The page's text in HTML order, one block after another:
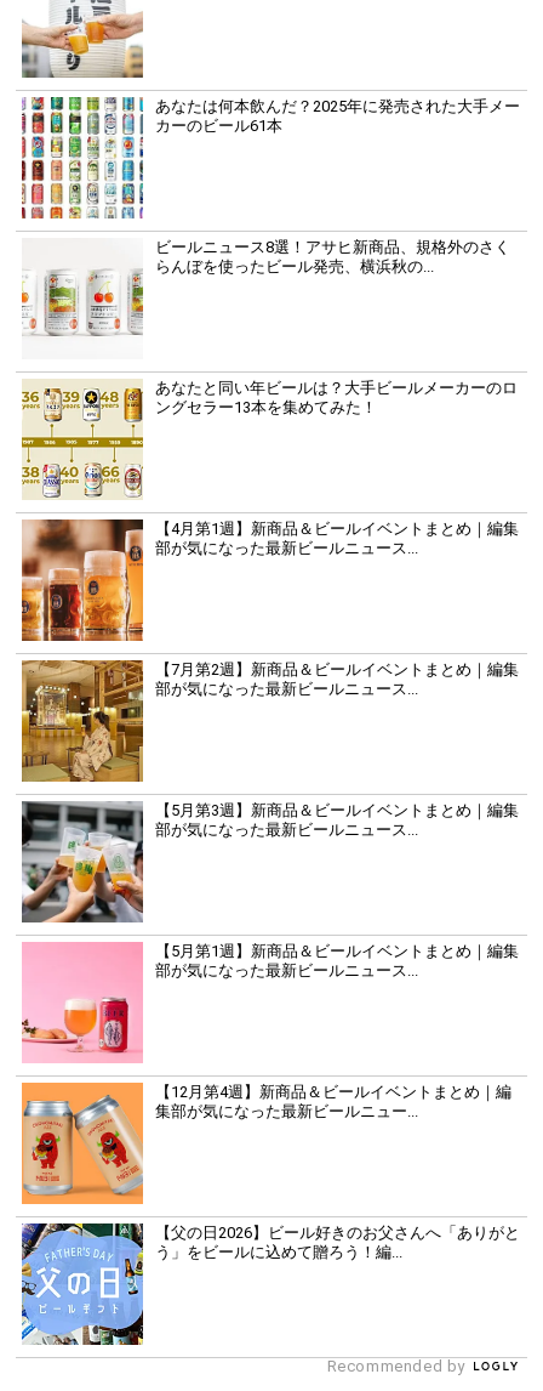
あなたは何本飲んだ？2025年に発売された大手メー
カーのビール61本
ビールニュース8選！アサヒ新商品、規格外のさく
らんぼを使ったビール発売、横浜秋の...
あなたと同い年ビールは？大手ビールメーカーのロ
ングセラー13本を集めてみた！
【4月第1週】新商品＆ビールイベントまとめ｜編集
部が気になった最新ビールニュース...
【7月第2週】新商品＆ビールイベントまとめ｜編集
部が気になった最新ビールニュース...
【5月第3週】新商品＆ビールイベントまとめ｜編集
部が気になった最新ビールニュース...
【5月第1週】新商品＆ビールイベントまとめ｜編集
部が気になった最新ビールニュース...
【12月第4週】新商品＆ビールイベントまとめ｜編
集部が気になった最新ビールニュー...
【父の日2026】ビール好きのお父さんへ「ありがと
う」をビールに込めて贈ろう！編...
Recommended by